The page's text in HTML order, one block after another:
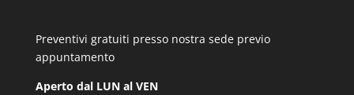
Preventivi gratuiti presso nostra sede previo
appuntamento
Aperto dal LUN al VEN